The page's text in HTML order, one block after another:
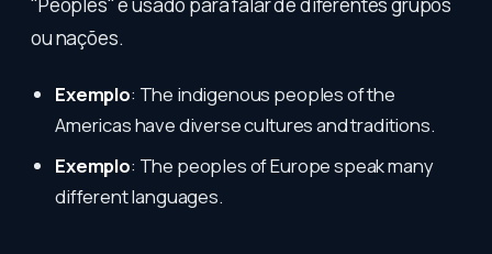
ou nações.
Exemplo: The indigenous peoples of the
Americas have diverse cultures and traditions.
Exemplo: The peoples of Europe speak many
different languages.